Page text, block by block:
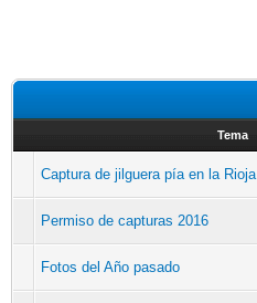
Tema
Captura de jilguera pía en la Rioja
Permiso de capturas 2016
Fotos del Año pasado